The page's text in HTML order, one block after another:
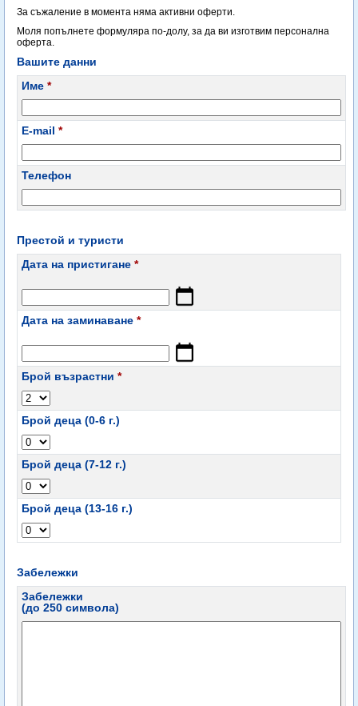
За съжаление в момента няма активни оферти.
Моля попълнете формуляра по-долу, за да ви изготвим персонална
оферта.
Вашите данни
Име *
E-mail *
Телефон
Престой и туристи
Дата на пристигане *
Дата на заминаване *
Брой възрастни *
Брой деца (0-6 г.)
Брой деца (7-12 г.)
Брой деца (13-16 г.)
Забележки
Забележки
(до 250 символа)